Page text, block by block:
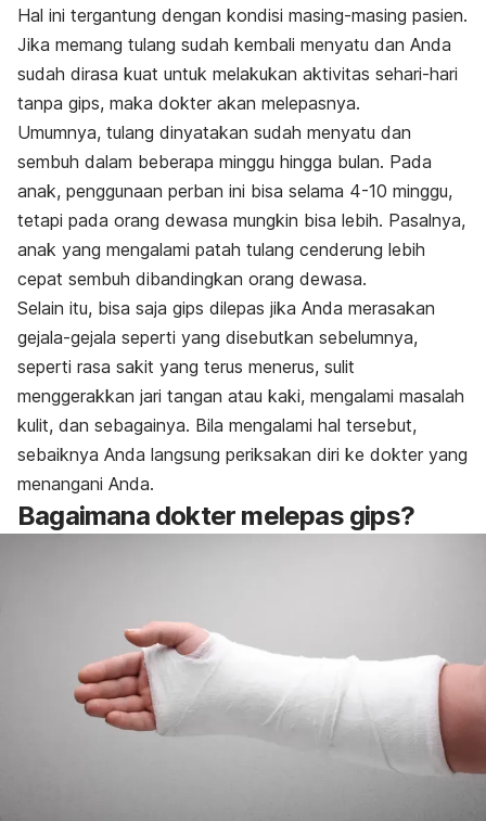
Hal ini tergantung dengan kondisi masing-masing pasien.
Jika memang tulang sudah kembali menyatu dan Anda
sudah dirasa kuat untuk melakukan aktivitas sehari-hari
tanpa gips, maka dokter akan melepasnya.
Umumnya, tulang dinyatakan sudah menyatu dan
sembuh dalam beberapa minggu hingga bulan. Pada
anak, penggunaan perban ini bisa selama 4-10 minggu,
tetapi pada orang dewasa mungkin bisa lebih. Pasalnya,
anak yang mengalami patah tulang cenderung lebih
cepat sembuh dibandingkan orang dewasa.
Selain itu, bisa saja gips dilepas jika Anda merasakan
gejala-gejala seperti yang disebutkan sebelumnya,
seperti rasa sakit yang terus menerus, sulit
menggerakkan jari tangan atau kaki, mengalami masalah
kulit, dan sebagainya. Bila mengalami hal tersebut,
sebaiknya Anda langsung periksakan diri ke dokter yang
menangani Anda.
Bagaimana dokter melepas gips?